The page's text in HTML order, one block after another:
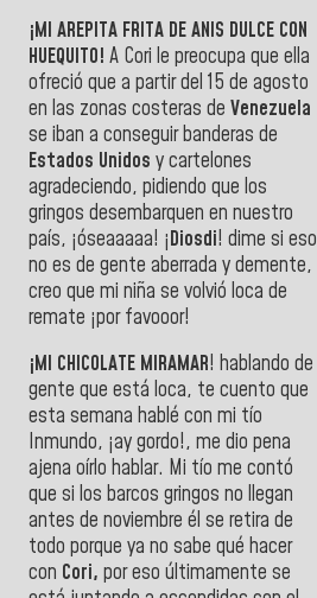
¡MI AREPITA FRITA DE ANIS DULCE CON
HUEQUITO! A Cori le preocupa que ella
ofreció que a partir del 15 de agosto
en las zonas costeras de Venezuela
se iban a conseguir banderas de
Estados Unidos y cartelones
agradeciendo, pidiendo que los
gringos desembarquen en nuestro
país, ¡óseaaaaa! ¡Diosdi! dime si eso
no es de gente aberrada y demente,
creo que mi niña se volvió loca de
remate ¡por favooor!
¡MI CHICOLATE MIRAMAR! hablando de
gente que está loca, te cuento que
esta semana hablé con mi tío
Inmundo, ¡ay gordo!, me dio pena
ajena oírlo hablar. Mi tío me contó
que si los barcos gringos no llegan
antes de noviembre él se retira de
todo porque ya no sabe qué hacer
con Cori, por eso últimamente se